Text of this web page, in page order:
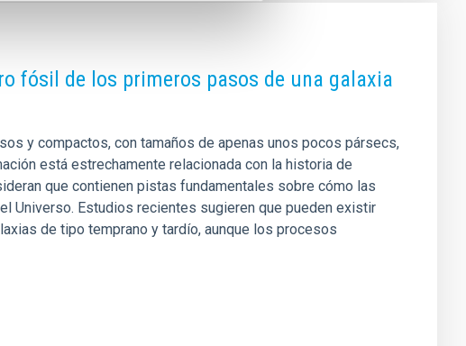
fósil de los primeros pasos de una galaxia
y compactos, con tamaños de apenas unos pocos pársecs,
está estrechamente relacionada con la historia de
que contienen pistas fundamentales sobre cómo las
Universo. Estudios recientes sugieren que pueden existir
de tipo temprano y tardío, aunque los procesos